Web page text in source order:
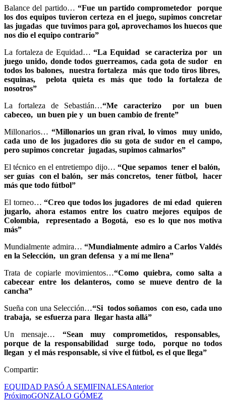
Balance del partido…“Fue un partido comprometedor porque
los dos equipos tuvieron certeza en el juego, supimos concretar
las jugadas que tuvimos para gol, aprovechamos los huecos que
nos dio el equipo contrario”
La fortaleza de Equidad…“La Equidad se caracteriza por un
juego unido, donde todos guerreamos, cada gota de sudor en
todos los balones, nuestra fortaleza más que todo tiros libres,
esquinas, pelota quieta es más que todo la fortaleza de
nosotros”
La fortaleza de Sebastián…“Me caracterizo por un buen
cabeceo, un buen pie y un buen cambio de frente”
Millonarios… “Millonarios un gran rival, lo vimos muy unido,
cada uno de los jugadores dio su gota de sudor en el campo,
pero supimos concretar jugadas, supimos calmarlos”
El técnico en el entretiempo dijo…“Que sepamos tener el balón,
ser guías con el balón, ser más concretos, tener fútbol, hacer
más que todo fútbol”
El torneo…“Creo que todos los jugadores de mi edad quieren
jugarlo, ahora estamos entre los cuatro mejores equipos de
Colombia, representado a Bogotá, eso es lo que nos motiva
más”
Mundialmente admira…“Mundialmente admiro a Carlos Valdés
en la Selección, un gran defensa y a mí me llena”
Trata de copiarle movimientos…“Como quiebra, como salta a
cabecear entre los delanteros, como se mueve dentro de la
cancha”
Sueña con una Selección…“Si todos soñamos con eso, cada uno
trabaja, se esfuerza para llegar hasta allá”
Un mensaje… “Sean muy comprometidos, responsables,
porque de la responsabilidad surge todo, porque no todos
llegan y el más responsable, si vive el fútbol, es el que llega”
Compartir:
EQUIDAD PASÓ A SEMIFINALESAnterior
PróximoGONZALO GÓMEZ